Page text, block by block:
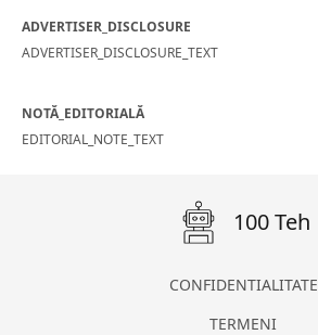
ADVERTISER_DISCLOSURE
ADVERTISER_DISCLOSURE_TEXT
NOTĂ_EDITORIALĂ
EDITORIAL_NOTE_TEXT
100 Teh
CONFIDENTIALITATE
TERMENI